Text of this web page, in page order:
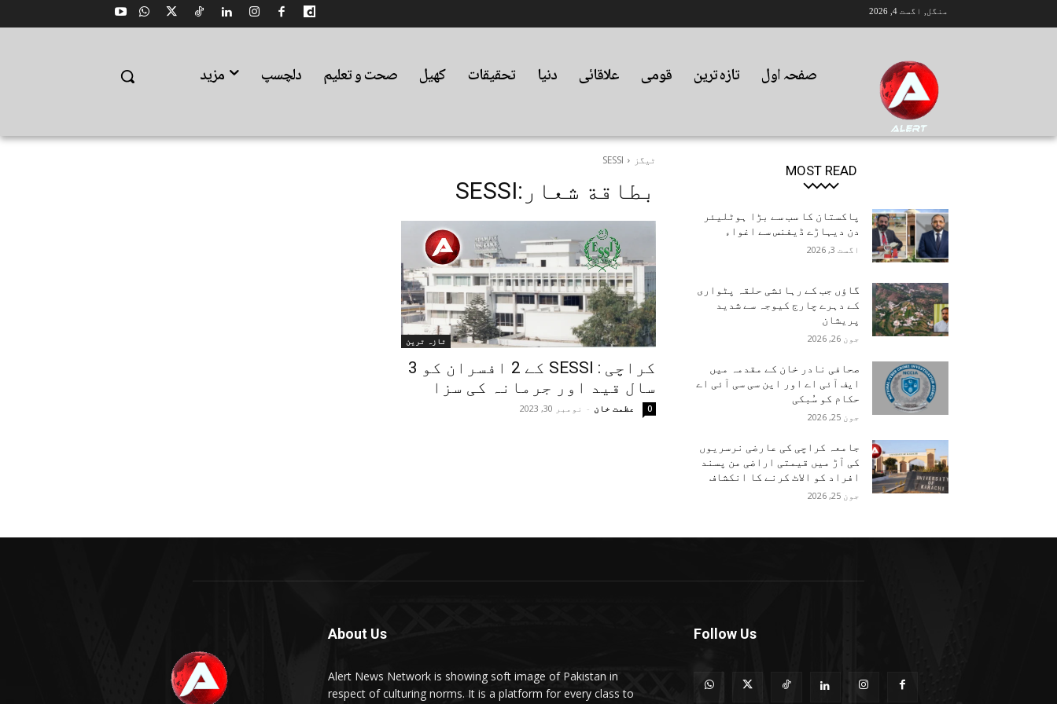
منگل, اگست 4, 2026
صفحہ اول تازہ ترین قومی علاقائی دنیا تحقیقات کھیل صحت و تعلیم دلچسپ مزید
ٹیگز SESSI
بطاقة شعار:SESSI
تازہ ترین
کراچی : SESSI کے 2 افسران کو 3
سال قید اور جرمانہ کی سزا
عظمت خان - نومبر 30, 2023 0
MOST READ
پاکستان کا سب سے بڑا ہوٹلیئر
دن دیہاڑے ڈیفنس سے اغواء
اگست 3, 2026
گاؤں جب کے رہائشی حلقہ پٹواری
کے دہرے چارج کیوجہ سے شدید
پریشان
جون 26, 2026
صحافی نادر خان کے مقدمہ میں
ایف آئی اے اور این سی سی آئی اے
حکام کو سُبکی
جون 25, 2026
جامعہ کراچی کی عارضی نرسریوں
کی آڑ میں قیمتی اراضی من پسند
افراد کو الاٹ کرنے کا انکشاف
جون 25, 2026
About Us
Alert News Network is showing soft image of Pakistan in
respect of culturing norms. It is a platform for every class to
Follow Us